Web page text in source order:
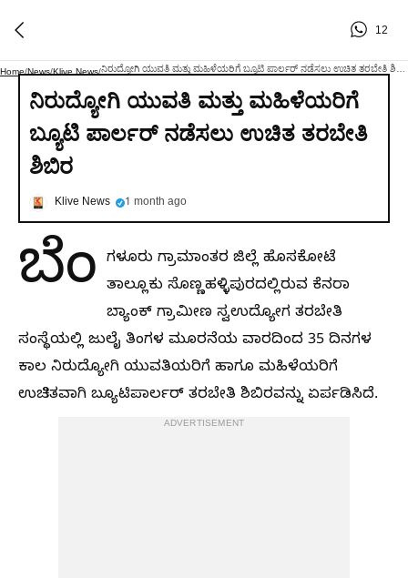
12
Home/News/Klive News/
ನಿರುದ್ಯೋಗಿ ಯುವತಿ ಮತ್ತು ಮಹಿಳೆಯರಿಗೆ
ಬ್ಯೂಟಿ ಪಾರ್ಲರ್ ನಡೆಸಲು ಉಚಿತ ತರಬೇತಿ
ಶಿಬಿರ
Klive News 1 month ago
ಬೆಂ ಗಳೂರು ಗ್ರಾಮಾಂತರ ಜಿಲ್ಲೆ ಹೊಸಕೋಟೆ
ತಾಲ್ಲೂಕು ಸೊಣ್ಣಹಳ್ಳಿಪುರದಲ್ಲಿರುವ ಕೆನರಾ
ಬ್ಯಾಂಕ್ ಗ್ರಾಮೀಣ ಸ್ವಉದ್ಯೋಗ ತರಬೇತಿ
ಸಂಸ್ಥೆಯಲ್ಲಿ ಜುಲೈ ತಿಂಗಳ ಮೂರನೆಯ ವಾರದಿಂದ 35 ದಿನಗಳ
ಕಾಲ ನಿರುದ್ಯೋಗಿ ಯುವತಿಯರಿಗೆ ಹಾಗೂ ಮಹಿಳೆಯರಿಗೆ
ಉಚಿತವಾಗಿ ಬ್ಯೂಟಿಪಾರ್ಲರ್ ತರಬೇತಿ ಶಿಬಿರವನ್ನು ಏರ್ಪಡಿಸಿದೆ.
ADVERTISEMENT